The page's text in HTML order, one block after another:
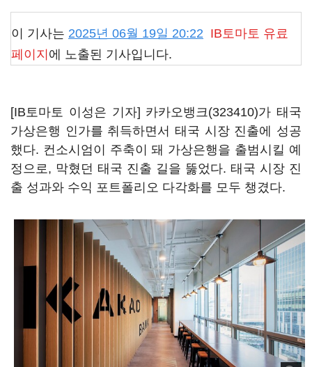
이 기사는 2025년 06월 19일 20:22 IB토마토 유료
페이지 에 노출된 기사입니다.
[IB토마토 이성은 기자] 카카오뱅크(323410)가 태국
가상은행 인가를 취득하면서 태국 시장 진출에 성공
했다. 컨소시엄이 주축이 돼 가상은행을 출범시킬 예
정으로, 막혔던 태국 진출 길을 뚫었다. 태국 시장 진
출 성과와 수익 포트폴리오 다각화를 모두 챙겼다.